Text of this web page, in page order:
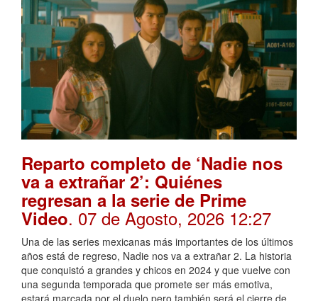
Reparto completo de ‘Nadie nos
va a extrañar 2’: Quiénes
regresan a la serie de Prime
Video. 07 de Agosto, 2026 12:27
Una de las series mexicanas más importantes de los últimos
años está de regreso, Nadie nos va a extrañar 2. La historia
que conquistó a grandes y chicos en 2024 y que vuelve con
una segunda temporada que promete ser más emotiva,
estará marcada por el duelo pero también será el cierre de